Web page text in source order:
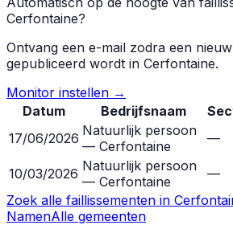
Cerfontaine?
Ontvang een e-mail zodra een
gepubliceerd wordt in Cerfontaine.
Monitor instellen →
Datum
Bedrijfsnaam
17/06/2026 Natuurlijk persoon
— Cerfontaine
—
10/03/2026 Natuurlijk persoon
— Cerfontaine
—
Zoek alle faillissementen in
NamenAlle gemeenten